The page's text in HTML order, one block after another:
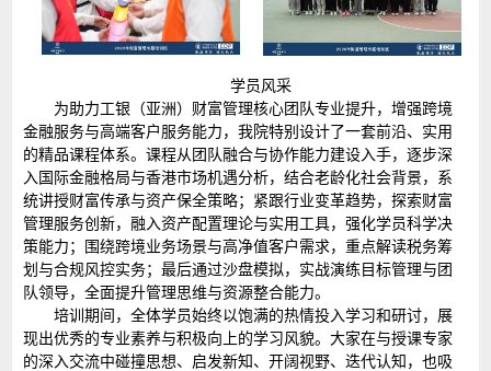
学员风采
为助力工银（亚洲）财富管理核心团队专业提升，增强跨境
金融服务与高端客户服务能力，我院特别设计了一套前沿、实用
的精品课程体系。课程从团队融合与协作能力建设入手，逐步深
入国际金融格局与香港市场机遇分析，结合老龄化社会背景，系
统讲授财富传承与资产保全策略；紧跟行业变革趋势，探索财富
管理服务创新，融入资产配置理论与实用工具，强化学员科学决
策能力；围绕跨境业务场景与高净值客户需求，重点解读税务筹
划与合规风控实务；最后通过沙盘模拟，实战演练目标管理与团
队领导，全面提升管理思维与资源整合能力。
培训期间，全体学员始终以饱满的热情投入学习和研讨，展
现出优秀的专业素养与积极向上的学习风貌。大家在与授课专家
的深入交流中碰撞思想、启发新知、开阔视野、迭代认知，也吸